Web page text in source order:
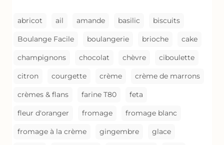
abricot ail amande basilic biscuits
Boulange Facile boulangerie brioche cake
champignons chocolat chèvre ciboulette
citron courgette crème crème de marrons
crèmes & flans farine T80 feta
fleur d'oranger fromage fromage blanc
fromage à la crème gingembre glace